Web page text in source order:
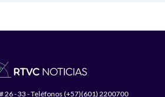
26 - 33 - Teléfonos (+57)(601) 2200700